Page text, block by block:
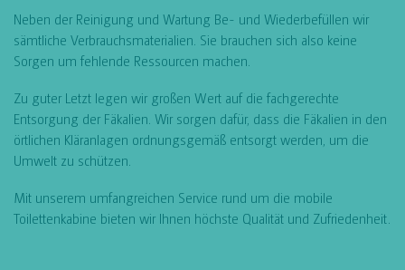
Neben der Reinigung und Wartung Be- und Wiederbefüllen wir
sämtliche Verbrauchsmaterialien. Sie brauchen sich also keine
Sorgen um fehlende Ressourcen machen.
Zu guter Letzt legen wir großen Wert auf die fachgerechte
Entsorgung der Fäkalien. Wir sorgen dafür, dass die Fäkalien in den
örtlichen Kläranlagen ordnungsgemäß entsorgt werden, um die
Umwelt zu schützen.
Mit unserem umfangreichen Service rund um die mobile
Toilettenkabine bieten wir Ihnen höchste Qualität und Zufriedenheit.